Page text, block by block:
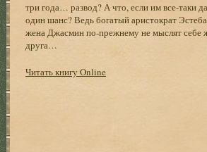
три года… развод? А что, если им все-таки
один шанс? Ведь богатый аристократ
жена Джасмин по-прежнему не мыслят себе
друга…
Читать книгу Online